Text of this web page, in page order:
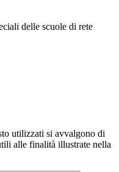
delle scuole di rete
utilizzati si avvalgono di
alle finalità illustrate nella